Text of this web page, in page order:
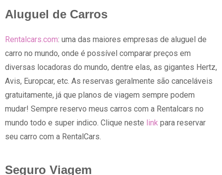
Aluguel de Carros
Rentalcars.com: uma das maiores empresas de aluguel de
carro no mundo, onde é possível comparar preços em
diversas locadoras do mundo, dentre elas, as gigantes Hertz,
Avis, Europcar, etc. As reservas geralmente são canceláveis
gratuitamente, já que planos de viagem sempre podem
mudar! Sempre reservo meus carros com a Rentalcars no
mundo todo e super indico. Clique neste link para reservar
seu carro com a RentalCars.
Seguro Viagem